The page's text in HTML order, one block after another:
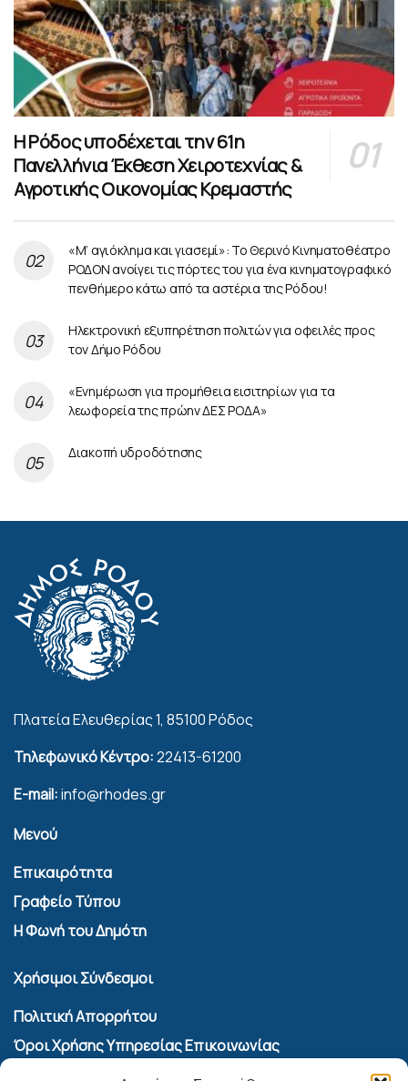
Η Ρόδος υποδέχεται την 61η
Πανελλήνια Έκθεση Χειροτεχνίας &
Αγροτικής Οικονομίας Κρεμαστής
«Μ’ αγιόκλημα και γιασεμί»: Το Θερινό Κινηματοθέατρο
ΡΟΔΟΝ ανοίγει τις πόρτες του για ένα κινηματογραφικό
πενθήμερο κάτω από τα αστέρια της Ρόδου!
Ηλεκτρονική εξυπηρέτηση πολιτών για οφειλές προς
τον Δήμο Ρόδου
«Ενημέρωση για προμήθεια εισιτηρίων για τα
λεωφορεία της πρώην ΔΕΣ ΡΟΔΑ»
Διακοπή υδροδότησης
Πλατεία Ελευθερίας 1, 85100 Ρόδος
Τηλεφωνικό Κέντρο:22413-61200
E-mail:info@rhodes.gr
Μενού
Επικαιρότητα
Γραφείο Τύπου
Η Φωνή του Δημότη
Χρήσιμοι Σύνδεσμοι
Πολιτική Απορρήτου
Όροι Χρήσης Υπηρεσίας Επικοινωνίας
Πολιτική Cookies (ΕΕ)